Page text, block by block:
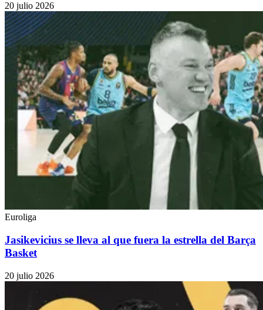
20 julio 2026
Euroliga
Jasikevicius se lleva al que fuera la estrella del Barça
Basket
20 julio 2026